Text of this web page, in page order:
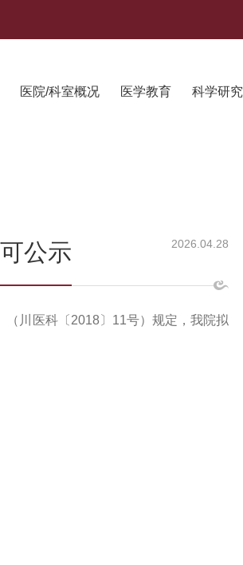
医院/科室概况 医学教育 科学研究
公示 2026.04.28
川医科〔2018〕11号）规定，我院拟